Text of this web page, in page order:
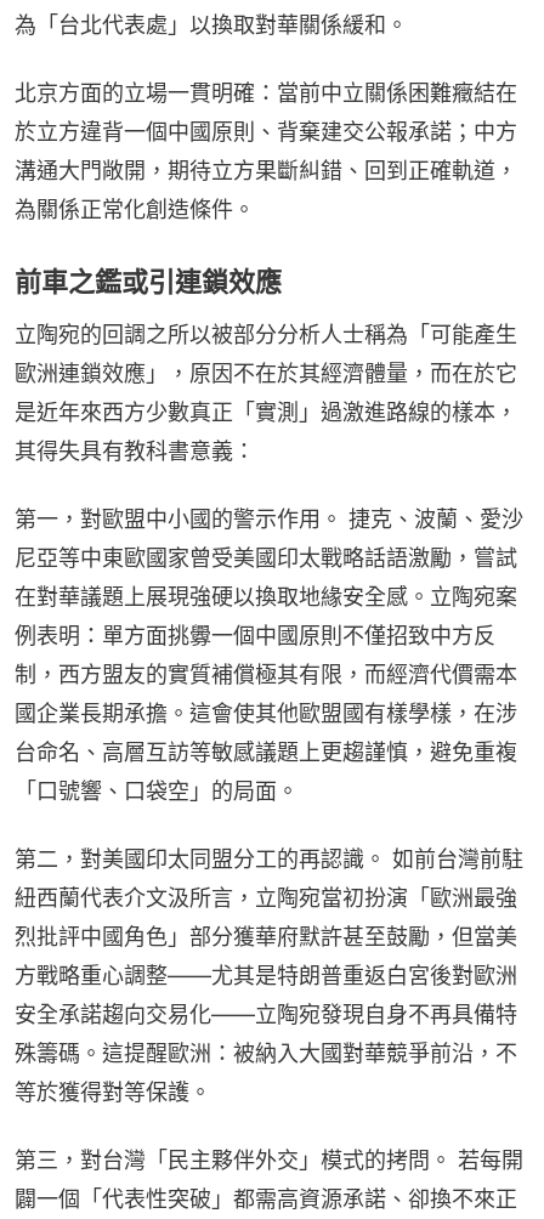
為「台北代表處」以換取對華關係緩和。
北京方面的立場一貫明確：當前中立關係困難癥結在
於立方違背一個中國原則、背棄建交公報承諾；中方
溝通大門敞開，期待立方果斷糾錯、回到正確軌道，
為關係正常化創造條件。
前車之鑑或引連鎖效應
立陶宛的回調之所以被部分分析人士稱為「可能產生
歐洲連鎖效應」，原因不在於其經濟體量，而在於它
是近年來西方少數真正「實測」過激進路線的樣本，
其得失具有教科書意義：
第一，對歐盟中小國的警示作用。 捷克、波蘭、愛沙
尼亞等中東歐國家曾受美國印太戰略話語激勵，嘗試
在對華議題上展現強硬以換取地緣安全感。立陶宛案
例表明：單方面挑釁一個中國原則不僅招致中方反
制，西方盟友的實質補償極其有限，而經濟代價需本
國企業長期承擔。這會使其他歐盟國有樣學樣，在涉
台命名、高層互訪等敏感議題上更趨謹慎，避免重複
「口號響、口袋空」的局面。
第二，對美國印太同盟分工的再認識。 如前台灣前駐
紐西蘭代表介文汲所言，立陶宛當初扮演「歐洲最強
烈批評中國角色」部分獲華府默許甚至鼓勵，但當美
方戰略重心調整——尤其是特朗普重返白宮後對歐洲
安全承諾趨向交易化——立陶宛發現自身不再具備特
殊籌碼。這提醒歐洲：被納入大國對華競爭前沿，不
等於獲得對等保護。
第三，對台灣「民主夥伴外交」模式的拷問。 若每開
闢一個「代表性突破」都需高資源承諾、卻換不來正